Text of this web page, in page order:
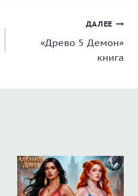
ДАЛЕЕ
«Древо 5 Демон»
книга